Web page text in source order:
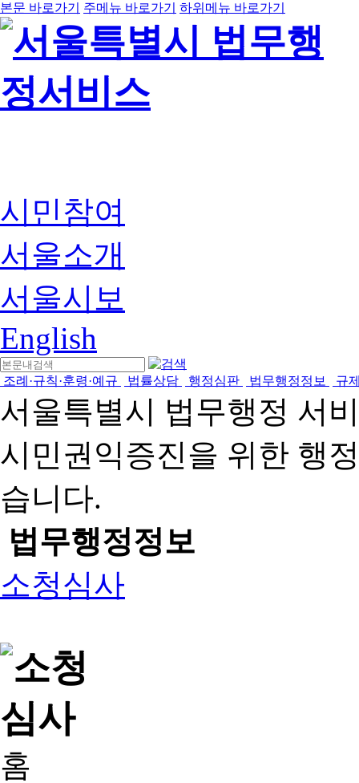
본문 바로가기 주메뉴 바로가기 하위메뉴 바로가기
시민참여
서울소개
서울시보
English
조례·규칙·훈령·예규 법률상담 행정심판 법무행정정보 규
서울특별시 법무행정 서
시민권익증진을 위한 행
습니다.
법무행정정보
소청심사
홈